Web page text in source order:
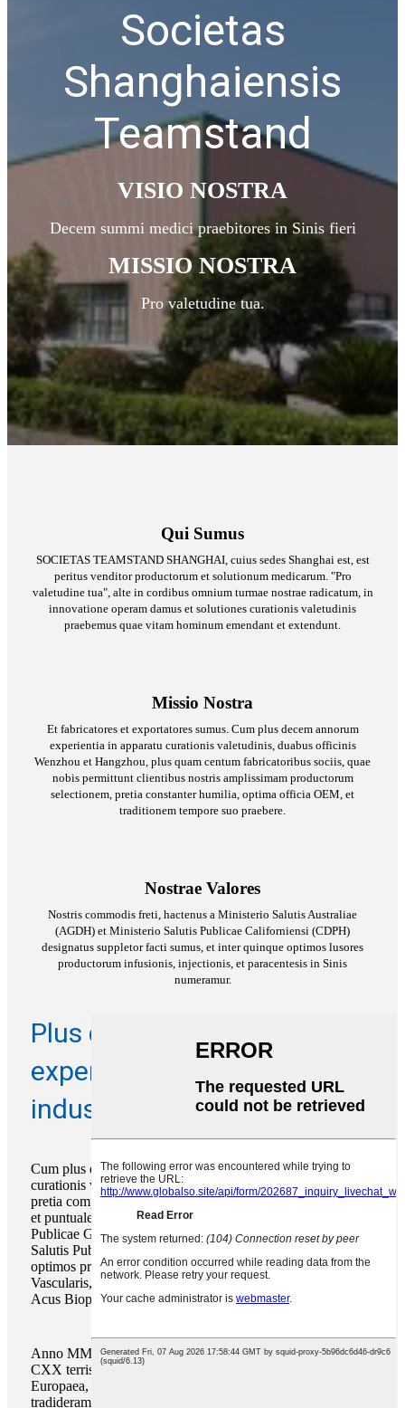
Societas
Shanghaiensis
Teamstand
VISIO NOSTRA
Decem summi medici praebitores in Sinis fieri
MISSIO NOSTRA
Pro valetudine tua.
Qui Sumus
SOCIETAS TEAMSTAND SHANGHAI, cuius sedes Shanghai est, est
peritus venditor productorum et solutionum medicarum. "Pro
valetudine tua", alte in cordibus omnium turmae nostrae radicatum, in
innovatione operam damus et solutiones curationis valetudinis
praebemus quae vitam hominum emendant et extendunt.
Missio Nostra
Et fabricatores et exportatores sumus. Cum plus decem annorum
experientia in apparatu curationis valetudinis, duabus officinis
Wenzhou et Hangzhou, plus quam centum fabricatoribus sociis, quae
nobis permittunt clientibus nostris amplissimam productorum
selectionem, pretia constanter humilia, optima officia OEM, et
traditionem tempore suo praebere.
Nostrae Valores
Nostris commodis freti, hactenus a Ministerio Salutis Australiae
(AGDH) et Ministerio Salutis Publicae Californiensi (CDPH)
designatus suppletor facti sumus, et inter quinque optimos lusores
productorum infusionis, injectionis, et paracentesis in Sinis
numeramur.
Plus quam viginti annos
experientiae practicae in
industria habemus.
Cum plus quam viginti annorum experientia in apparatu
curationis valetudinis, amplam productorum selectionem,
pretia competitiva, officia OEM excepta, et traditiones certas
et puntuales offerimus. Fuimus praebitores Ministerii Salutis
Publicae Gubernationis Australianae (AGDH) et Ministerii
Salutis Publicae Californiensis (CDPH). In Sinis, inter
optimos praebitores Infusionis, Injectionis, Accessus
Vascularis, Instrumentorum Rehabilitationis, Haemodialysis,
Acus Biopsiae, et productorum Paracentesis numeramur.
Anno MMXXIII, feliciter merces clientibus in plus quam
CXX terris, inter quas Civitates Foederatae Americae, Unio
Europaea, Oriens Medius, et Asia Meridionali-Orientalis,
tradideramus. Actiones nostrae quotidianae dedicationem